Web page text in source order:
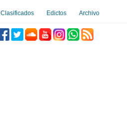
Clasificados Edictos Archivo